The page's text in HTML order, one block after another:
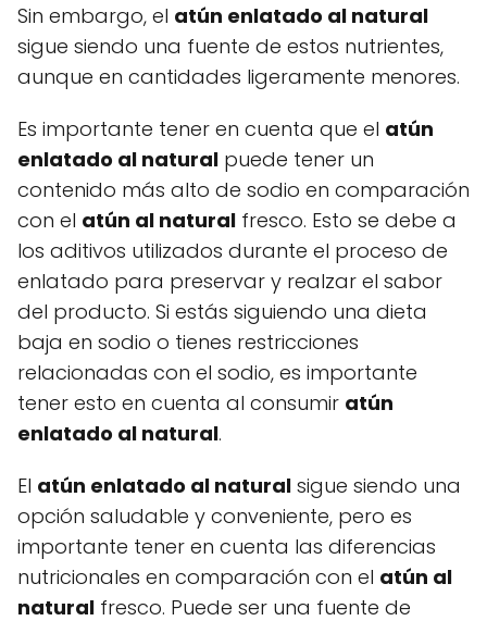
Sin embargo, el atún enlatado al natural
sigue siendo una fuente de estos nutrientes,
aunque en cantidades ligeramente menores.
Es importante tener en cuenta que el atún
enlatado al natural puede tener un
contenido más alto de sodio en comparación
con el atún al natural fresco. Esto se debe a
los aditivos utilizados durante el proceso de
enlatado para preservar y realzar el sabor
del producto. Si estás siguiendo una dieta
baja en sodio o tienes restricciones
relacionadas con el sodio, es importante
tener esto en cuenta al consumir atún
enlatado al natural.
El atún enlatado al natural sigue siendo una
opción saludable y conveniente, pero es
importante tener en cuenta las diferencias
nutricionales en comparación con el atún al
natural fresco. Puede ser una fuente de